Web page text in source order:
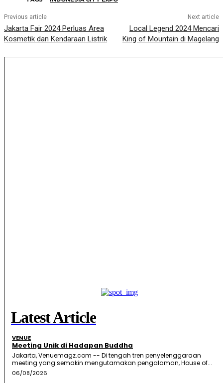
Previous article
Jakarta Fair 2024 Perluas Area
Kosmetik dan Kendaraan Listrik
Next article
Local Legend 2024 Mencari
King of Mountain di Magelang
Latest Article
VENUE
Meeting Unik di Hadapan Buddha
Jakarta, Venuemagz.com -- Di tengah tren penyelenggaraan
meeting yang semakin mengutamakan pengalaman, House of...
06/08/2026